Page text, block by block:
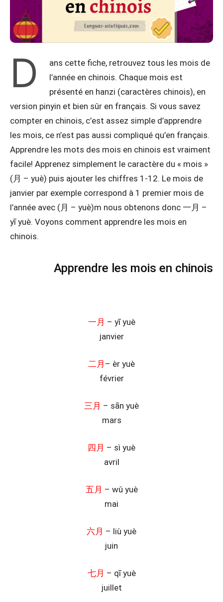
D
ans cette fiche, retrouvez tous les mois de
l’année en chinois. Chaque mois est
présenté en hanzi (caractères chinois), en
version pinyin et bien sûr en français. Si vous savez
compter en chinois, c’est assez simple d’apprendre
les mois, ce n’est pas aussi compliqué qu’en français.
Apprendre les mots des mois en chinois est vraiment
facile! Apprenez simplement le caractère du « mois »
(月 – yuè) puis ajouter les chiffres 1-12. Le mois de
janvier par exemple correspond à 1 premier mois de
l’année avec (月 – yuè)m nous obtenons donc 一月 –
yī yuè. Voyons comment apprendre les mois en
chinois.
Apprendre les mois en chinois
一月 – yī yuè
janvier
二月 – èr yuè
février
三月 – sān yuè
mars
四月 – sì yuè
avril
五月 – wǔ yuè
mai
六月 – liù yuè
juin
七月 – qī yuè
juillet